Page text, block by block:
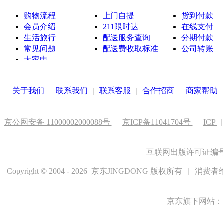
购物流程
会员介绍
生活旅行
常见问题
大家电
联系客服
上门自提
211限时达
配送服务查询
配送费收取标准
货到付款
在线支付
分期付款
公司转账
关于我们 | 联系我们 | 联系客服 | 合作招商 | 商家帮助
京公网安备 11000002000088号 | 京ICP备11041704号 | ICP |
互联网出版许可证编
Copyright © 2004 - 2026 京东JINGDONG 版权所有 | 消费者
京东旗下网站：